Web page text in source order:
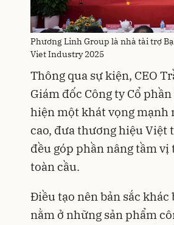
Phương Linh Group là nhà tài trợ
Viet Industry 2025
Thông qua sự kiện, CEO
Giám đốc Công ty Cổ
hiện một khát vọng mạnh
cao, đưa thương hiệu Việt
đều góp phần nâng tầm
toàn cầu.
Điều tạo nên bản sắc
nằm ở những sản phẩm